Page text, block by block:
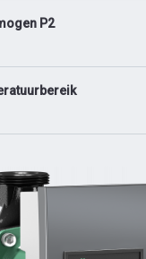
P2